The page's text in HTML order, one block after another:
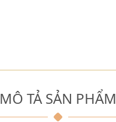
MÔ TẢ SẢN PHẨM